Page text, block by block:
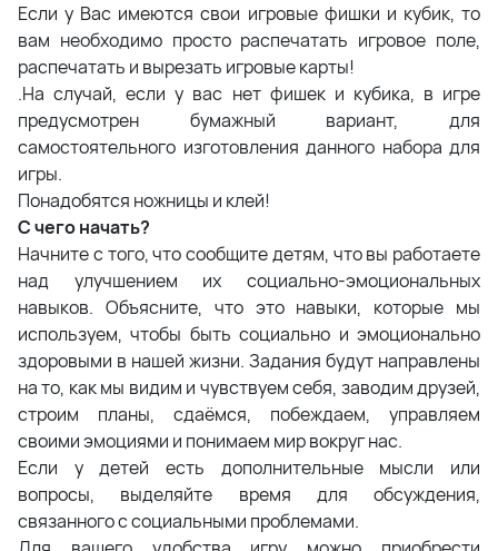
Если у Вас имеются свои игровые фишки и кубик, то
вам необходимо просто распечатать игровое поле,
распечатать и вырезать игровые карты!
.На случай, если у вас нет фишек и кубика, в игре
предусмотрен бумажный вариант, для
самостоятельного изготовления данного набора для
игры.
Понадобятся ножницы и клей!
С чего начать?
Начните с того, что сообщите детям, что вы работаете
над улучшением их социально-эмоциональных
навыков. Объясните, что это навыки, которые мы
используем, чтобы быть социально и эмоционально
здоровыми в нашей жизни. Задания будут направлены
на то, как мы видим и чувствуем себя, заводим друзей,
строим планы, сдаёмся, побеждаем, управляем
своими эмоциями и понимаем мир вокруг нас.
Если у детей есть дополнительные мысли или
вопросы, выделяйте время для обсуждения,
связанного с социальными проблемами.